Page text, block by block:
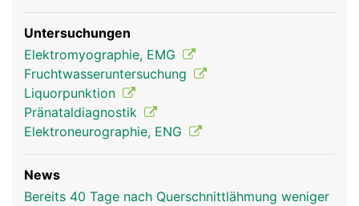
Untersuchungen
Elektromyographie, EMG
Fruchtwasseruntersuchung
Liquorpunktion
Pränataldiagnostik
Elektroneurographie, ENG
News
Bereits 40 Tage nach Querschnittlähmung weniger